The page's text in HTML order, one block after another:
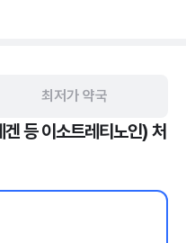
최저가 약국
등 이소트레티노인) 처